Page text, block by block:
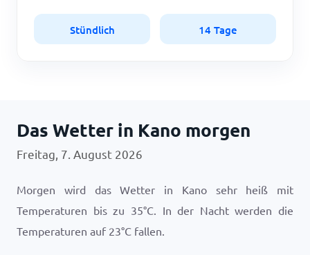
Stündlich 14 Tage
Das Wetter in Kano morgen
Freitag, 7. August 2026
Morgen wird das Wetter in Kano sehr heiß mit
Temperaturen bis zu 35°C. In der Nacht werden die
Temperaturen auf 23°C fallen.